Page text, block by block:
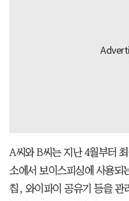
A씨와 B씨는 지난 4월부터
소에서 보이스피싱에 사용되
칩, 와이파이 공유기 등을 관